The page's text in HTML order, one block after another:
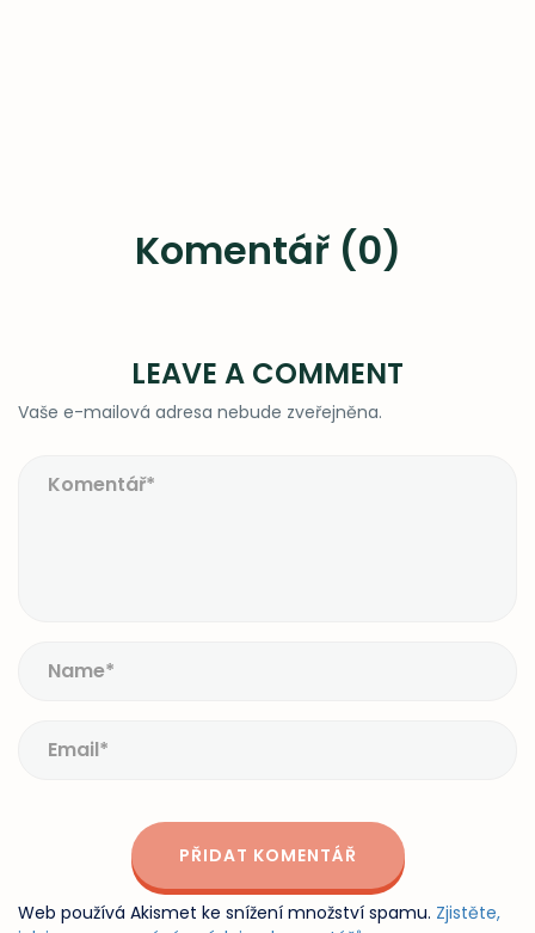
Komentář (0)
LEAVE A COMMENT
Vaše e-mailová adresa nebude zveřejněna.
Web používá Akismet ke snížení množství spamu. Zjistěte,